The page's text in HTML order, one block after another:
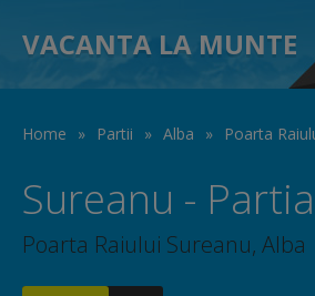
VACANTA LA MUNTE
Home » Partii » Alba » Poarta
Sureanu -
Poarta Raiului Sureanu, Alba